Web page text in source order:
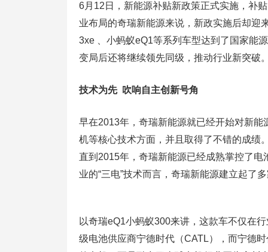
6月12日，新能源补贴新政策正式实施，补
业布局的奇瑞新能源来说，新政实施后却迎
3xe 、小蚂蚁eQ1等系列车型达到了国家能
变局后还将继续领先同级，推动行业新突破
技术为先 吹响自主创新号角
早在2013年，奇瑞新能源就已经开始对新
机等核心技术方面，并且取得了不错的成绩
直到2015年，奇瑞新能源已经成熟掌控了
业的“三电”技术而言，奇瑞新能源建立起了
以奇瑞eQ1小蚂蚁300来讲，这款车不仅在
级电池供应商宁德时代（CATL），而宁德